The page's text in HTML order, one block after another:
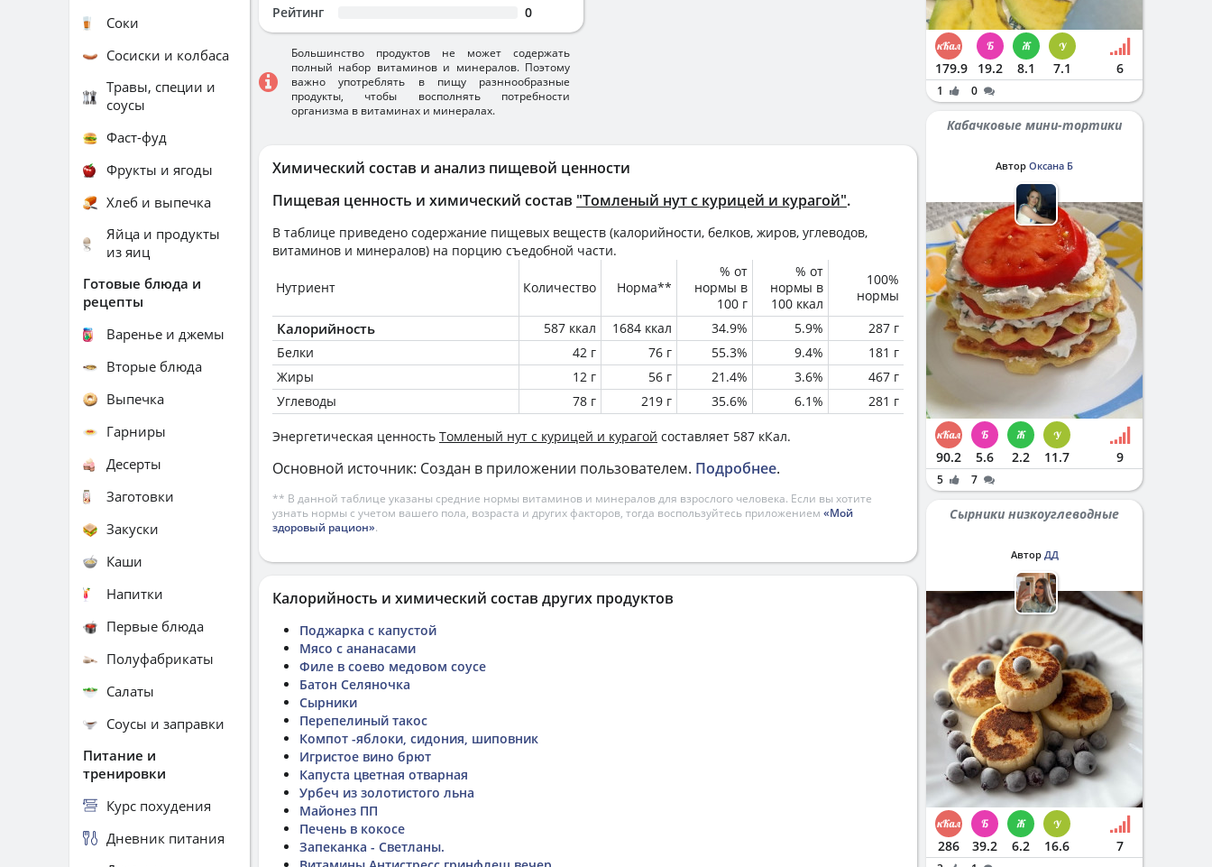
Химический состав и анализ пищевой ценности
Пищевая ценность и химический состав "Томленый нут с курицей и курагой".
В таблице приведено содержание пищевых веществ (калорийности, белков, жиров, углеводов,
витаминов и минералов) на порцию съедобной части.
Нутриент Количество Норма**
% от
нормы в
100 г
% от
нормы в
100 ккал
100%
нормы
Калорийность 587 ккал 1684 ккал 34.9% 5.9%
287 г
Белки
42 г 76 г 55.3% 9.4%
181 г
Жиры
12 г 56 г 21.4% 3.6%
467 г
Углеводы
78 г 219 г 35.6% 6.1% 281 г
Энергетическая ценность Томленый нут с курицей и курагой составляет 587 кКал.
Основной источник: Создан в приложении пользователем. Подробнее.
** В данной таблице указаны средние нормы витаминов и минералов для взрослого человека. Если вы хотите
узнать нормы с учетом вашего пола, возраста и других факторов, тогда воспользуйтесь приложением «Мой
здоровый рацион».
Рейтинг 0
Большинство продуктов не может содержать
полный набор витаминов и минералов. Поэтому
важно употреблять в пищу разннообразные
продукты, чтобы восполнять потребности
организма в витаминах и минералах.
Калорийность и химический состав других продуктов
Поджарка с капустой
Мясо с ананасами
Филе в соево медовом соусе
Батон Селяночка
Сырники
Перепелиный такос
Компот -яблоки, сидония, шиповник
Игристое вино брют
Капуста цветная отварная
Урбеч из золотистого льна
Майонез ПП
Печень в кокосе
Запеканка - Светланы.
Соки
Сосиски и колбаса
Травы, специи и
соусы
Фаст-фуд
Фрукты и ягоды
Хлеб и выпечка
Яйца и продукты
из яиц
Готовые блюда и
рецепты
Варенье и джемы
Вторые блюда
Выпечка
Гарниры
Десерты
Заготовки
Закуски
Каши
Напитки
Первые блюда
Полуфабрикаты
Салаты
Соусы и заправки
Питание и
тренировки
Курс похудения
Дневник питания
179.9 19.2 8.1 7.1 6
1 0
Кабачковые мини-тортики
Автор Оксана Б
90.2 5.6 2.2 11.7 9
5 7
Сырники низкоуглеводные
Автор ДД
286 39.2 6.2 16.6 7